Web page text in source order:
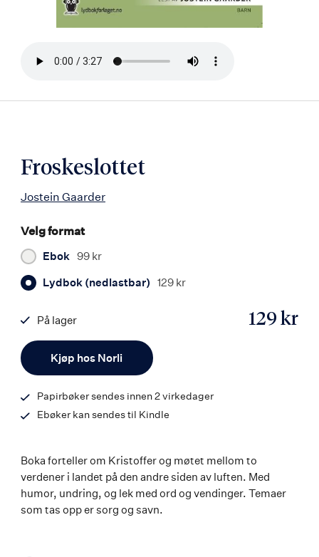
Bla
Froskeslottet
Jostein Gaarder
Velg format
Ebok 99 kr
Lydbok (nedlastbar) 129 kr
Kjøp hos Norli
129 kr
På lager
9788242136077
Papirbøker sendes innen 2 virkedager
Ebøker kan sendes til Kindle
Boka forteller om Kristoffer og møtet mellom to
verdener i landet på den andre siden av luften. Med
humor, undring, og lek med ord og vendinger. Temaer
som tas opp er sorg og savn.